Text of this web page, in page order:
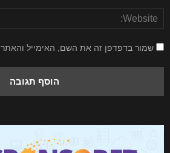
שמור בדפדפן זה את השם, האימייל